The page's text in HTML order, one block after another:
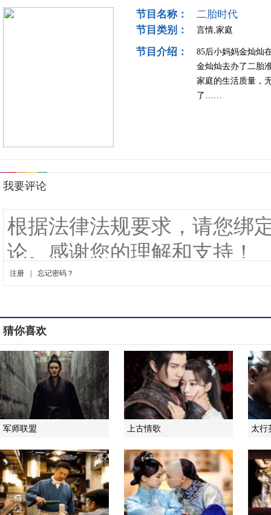
节目名称：
二胎时代
节目类别：
言情,家庭
节目介绍：
85后小妈妈金灿灿
金灿灿去办了二胎
家庭的生活质量，
了……
猜你喜欢
军师联盟 上古情歌 太行